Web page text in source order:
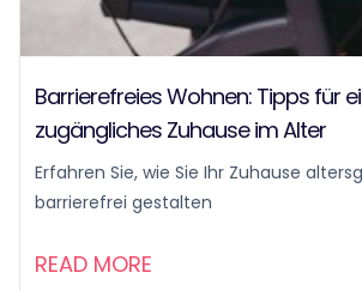
Barrierefreies Wohnen: Tipps für
zugängliches Zuhause im Alter
Erfahren Sie, wie Sie Ihr Zuhause
barrierefrei gestalten
READ MORE